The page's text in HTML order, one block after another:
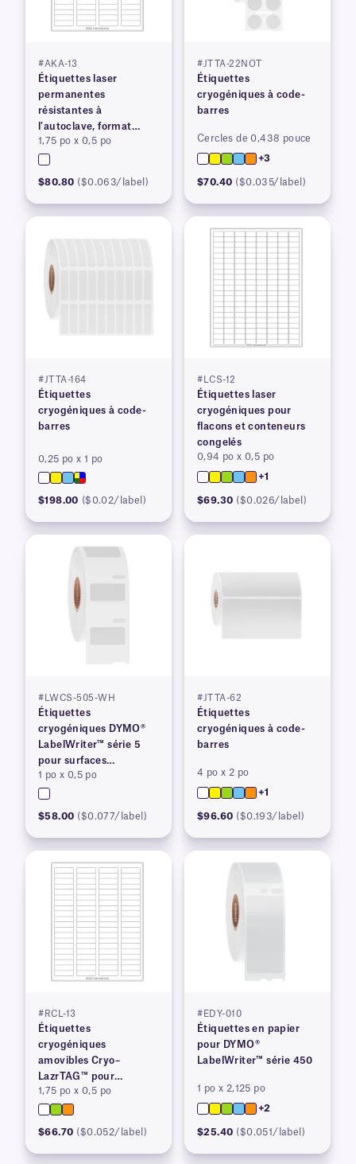
#AKA-13
Étiquettes laser
permanentes
résistantes à
l'autoclave, format
lettre américain
1,75 po x 0,5 po
$80.80 ($0.063/label)
#JTTA-22NOT
Étiquettes
cryogéniques à code-
barres
Cercles de 0,438 pouce
+3
$70.40 ($0.035/label)
#JTTA-164
Étiquettes
cryogéniques à code-
barres
0,25 po x 1 po
$198.00 ($0.02/label)
#LCS-12
Étiquettes laser
cryogéniques pour
flacons et conteneurs
congelés
0,94 po x 0,5 po
+1
$69.30 ($0.026/label)
#LWCS-505-WH
Étiquettes
cryogéniques DYMO®
LabelWriter™ série 5
pour surfaces
congelées
1 po x 0,5 po
$58.00 ($0.077/label)
#JTTA-62
Étiquettes
cryogéniques à code-
barres
4 po x 2 po
+1
$96.60 ($0.193/label)
#RCL-13
Étiquettes
cryogéniques
amovibles Cryo–
LazrTAG™ pour
imprimantes laser
1,75 po x 0,5 po
$66.70 ($0.052/label)
#EDY-010
Étiquettes en papier
pour DYMO®
LabelWriter™ série 450
1 po x 2,125 po
+2
$25.40 ($0.051/label)